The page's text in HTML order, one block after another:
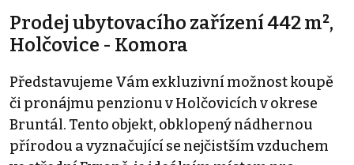
Prodej ubytovacího zařízení 442 m²,
Holčovice - Komora
Představujeme Vám exkluzivní možnost koupě
či pronájmu penzionu v Holčovicích v okrese
Bruntál. Tento objekt, obklopený nádhernou
přírodou a vyznačující se nejčistším vzduchem